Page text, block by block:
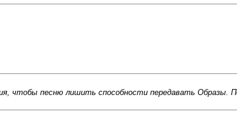
чтобы песню лишить способности передавать